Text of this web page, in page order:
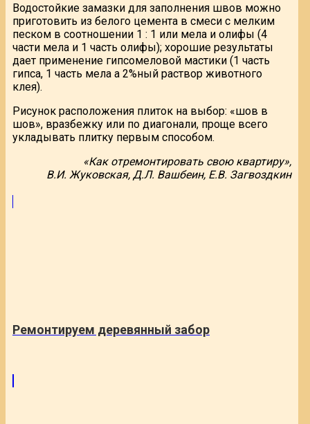
Водостойкие замазки для заполнения швов можно
приготовить из белого цемента в смеси с мелким
песком в соотношении 1 : 1 или мела и олифы (4
части мела и 1 часть олифы); хорошие результаты
дает применение гипсомеловой мастики (1 часть
гипса, 1 часть мела а 2%ный раствор животного
клея).
Рисунок расположения плиток на выбор: «шов в
шов», вразбежку или по диагонали, проще всего
укладывать плитку первым способом.
«Как отремонтировать свою квартиру»,
В.И. Жуковская, Д.Л. Вашбеин, Е.В. Загвоздкин
Ремонтируем деревянный забор